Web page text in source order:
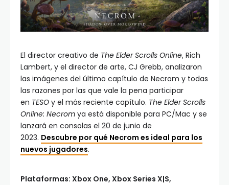
El director creativo de The Elder Scrolls Online, Rich
Lambert, y el director de arte, CJ Grebb, analizaron
las imágenes del último capítulo de Necrom y todas
las razones por las que vale la pena participar
en TESO y el más reciente capítulo. The Elder Scrolls
Online: Necrom ya está disponible para PC/Mac y se
lanzará en consolas el 20 de junio de
2023. Descubre por qué Necrom es ideal para los
nuevos jugadores.
Plataformas: Xbox One, Xbox Series X|S,